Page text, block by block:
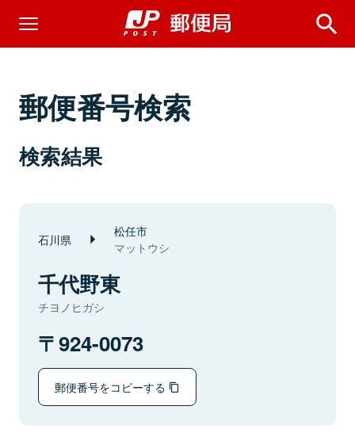
郵便番号検索
検索結果
石川県 松任市
マットウシ
千代野東
チヨノヒガシ
924-0073
郵便番号をコピーする